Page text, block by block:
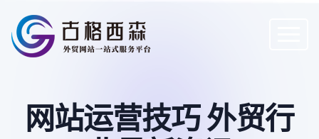
网站运营技巧 外贸行